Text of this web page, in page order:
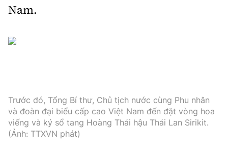
Nam.
Trước đó, Tổng Bí thư, Chủ tịch nước cùng Phu nhân
và đoàn đại biểu cấp cao Việt Nam đến đặt vòng hoa
viếng và ký sổ tang Hoàng Thái hậu Thái Lan Sirikit.
(Ảnh: TTXVN phát)